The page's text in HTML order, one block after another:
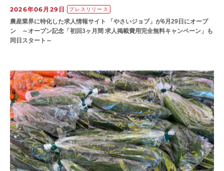
2026年06月29日 プレスリリース
農産業界に特化した求人情報サイト 「やさいジョブ」が6月29日にオープ
ン ～オープン記念「初回3ヶ月間 求人掲載費用完全無料キャンペーン」も
同日スタート～